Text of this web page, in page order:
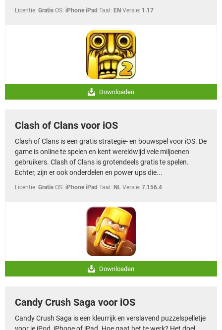
Licentie: Gratis OS: iPhone iPad Taal: EN Versie: 1.17
Downloaden
Clash of Clans voor iOS
Clash of Clans is een gratis strategie- en bouwspel voor iOS. De
game is online te spelen en kent wereldwijd vele miljoenen
gebruikers. Clash of Clans is grotendeels gratis te spelen.
Echter, zijn er ook onderdelen en power ups die...
Licentie: Gratis OS: iPhone iPad Taal: NL Versie: 7.156.4
Downloaden
Candy Crush Saga voor iOS
Candy Crush Saga is een kleurrijk en verslavend puzzelspelletje
voor je iPod, iPhone of iPad. Hoe gaat het te werk? Het doel